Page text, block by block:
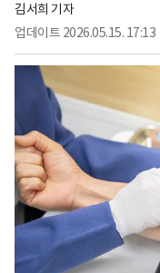
김서희 기자
업데이트 2026.05.15. 17:13